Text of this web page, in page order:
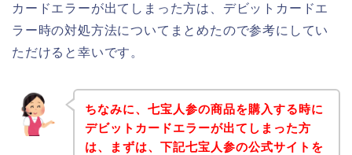
カードエラーが出てしまった方は、デビットカードエ
ラー時の対処方法についてまとめたので参考にしてい
ただけると幸いです。
ちなみに、七宝人参の商品を購入する時に
デビットカードエラーが出てしまった方
は、まずは、下記七宝人参の公式サイトを